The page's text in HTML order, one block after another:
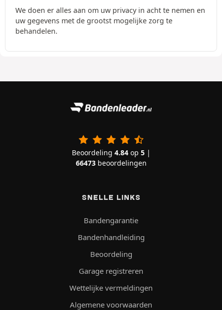
We doen er alles aan om uw privacy in acht te nemen en
uw gegevens met de grootst mogelijke zorg te
behandelen.
Beoordeling 4.84op 5|
66473beoordelingen
SNELLE LINKS
Bandengarantie
Bandenhandleiding
Beoordeling
Garage registreren
Wettelijke vermeldingen
Algemene voorwaarden